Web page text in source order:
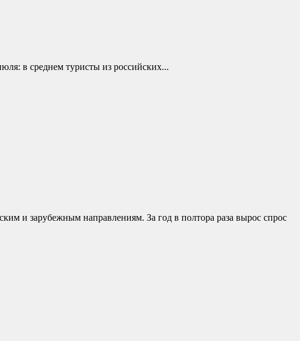
в среднем туристы из российских...
и зарубежным направлениям. За год в полтора раза вырос спрос